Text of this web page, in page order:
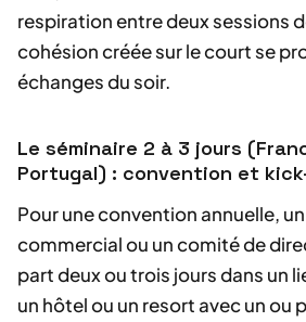
respiration entre deux sessions
cohésion créée sur le court se
échanges du soir.
Le séminaire 2 à 3 jours
Portugal) : convention et
Pour une convention annuelle,
commercial ou un comité de
part deux ou trois jours dans un
un hôtel ou un resort avec un ou